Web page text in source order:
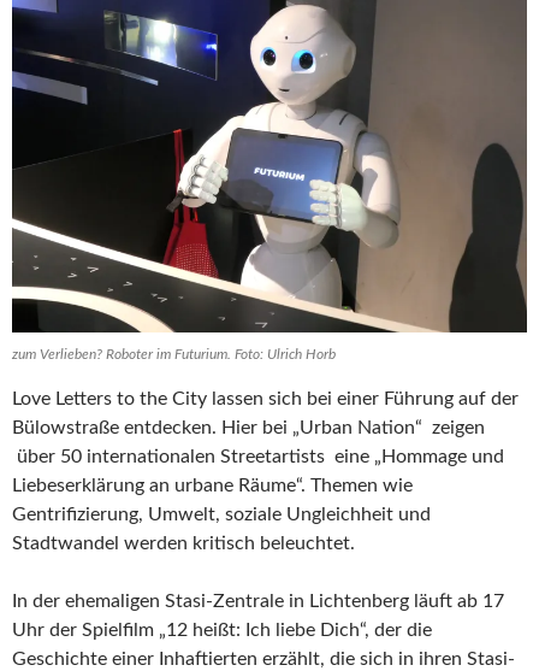
zum Verlieben? Roboter im Futurium. Foto: Ulrich Horb
Love Letters to the City lassen sich bei einer Führung auf der
Bülowstraße entdecken. Hier bei „Urban Nation“ zeigen
über 50 internationalen Streetartists eine „Hommage und
Liebeserklärung an urbane Räume“. Themen wie
Gentrifizierung, Umwelt, soziale Ungleichheit und
Stadtwandel werden kritisch beleuchtet.
In der ehemaligen Stasi-Zentrale in Lichtenberg läuft ab 17
Uhr der Spielfilm „12 heißt: Ich liebe Dich“, der die
Geschichte einer Inhaftierten erzählt, die sich in ihren Stasi-